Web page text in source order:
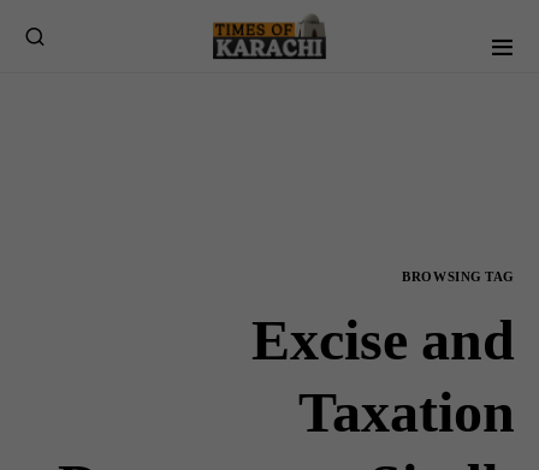
BROWSING TAG
Excise and
Taxation